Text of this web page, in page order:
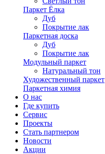
Паркет Ёлка
Дуб
Покрытие лак
Паркетная доска
Дуб
Покрытие лак
Модульный паркет
Натуральный тон
Художественный паркет
Паркетная химия
О нас
Где купить
Сервис
Проекты
Стать партнером
Новости
Акции